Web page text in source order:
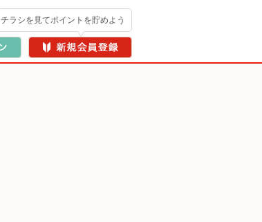
チラシを見てポイントを貯めよう